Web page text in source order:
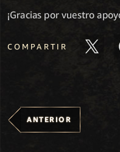
¡Gracias por vuestro
COMPARTIR
ANTERIOR